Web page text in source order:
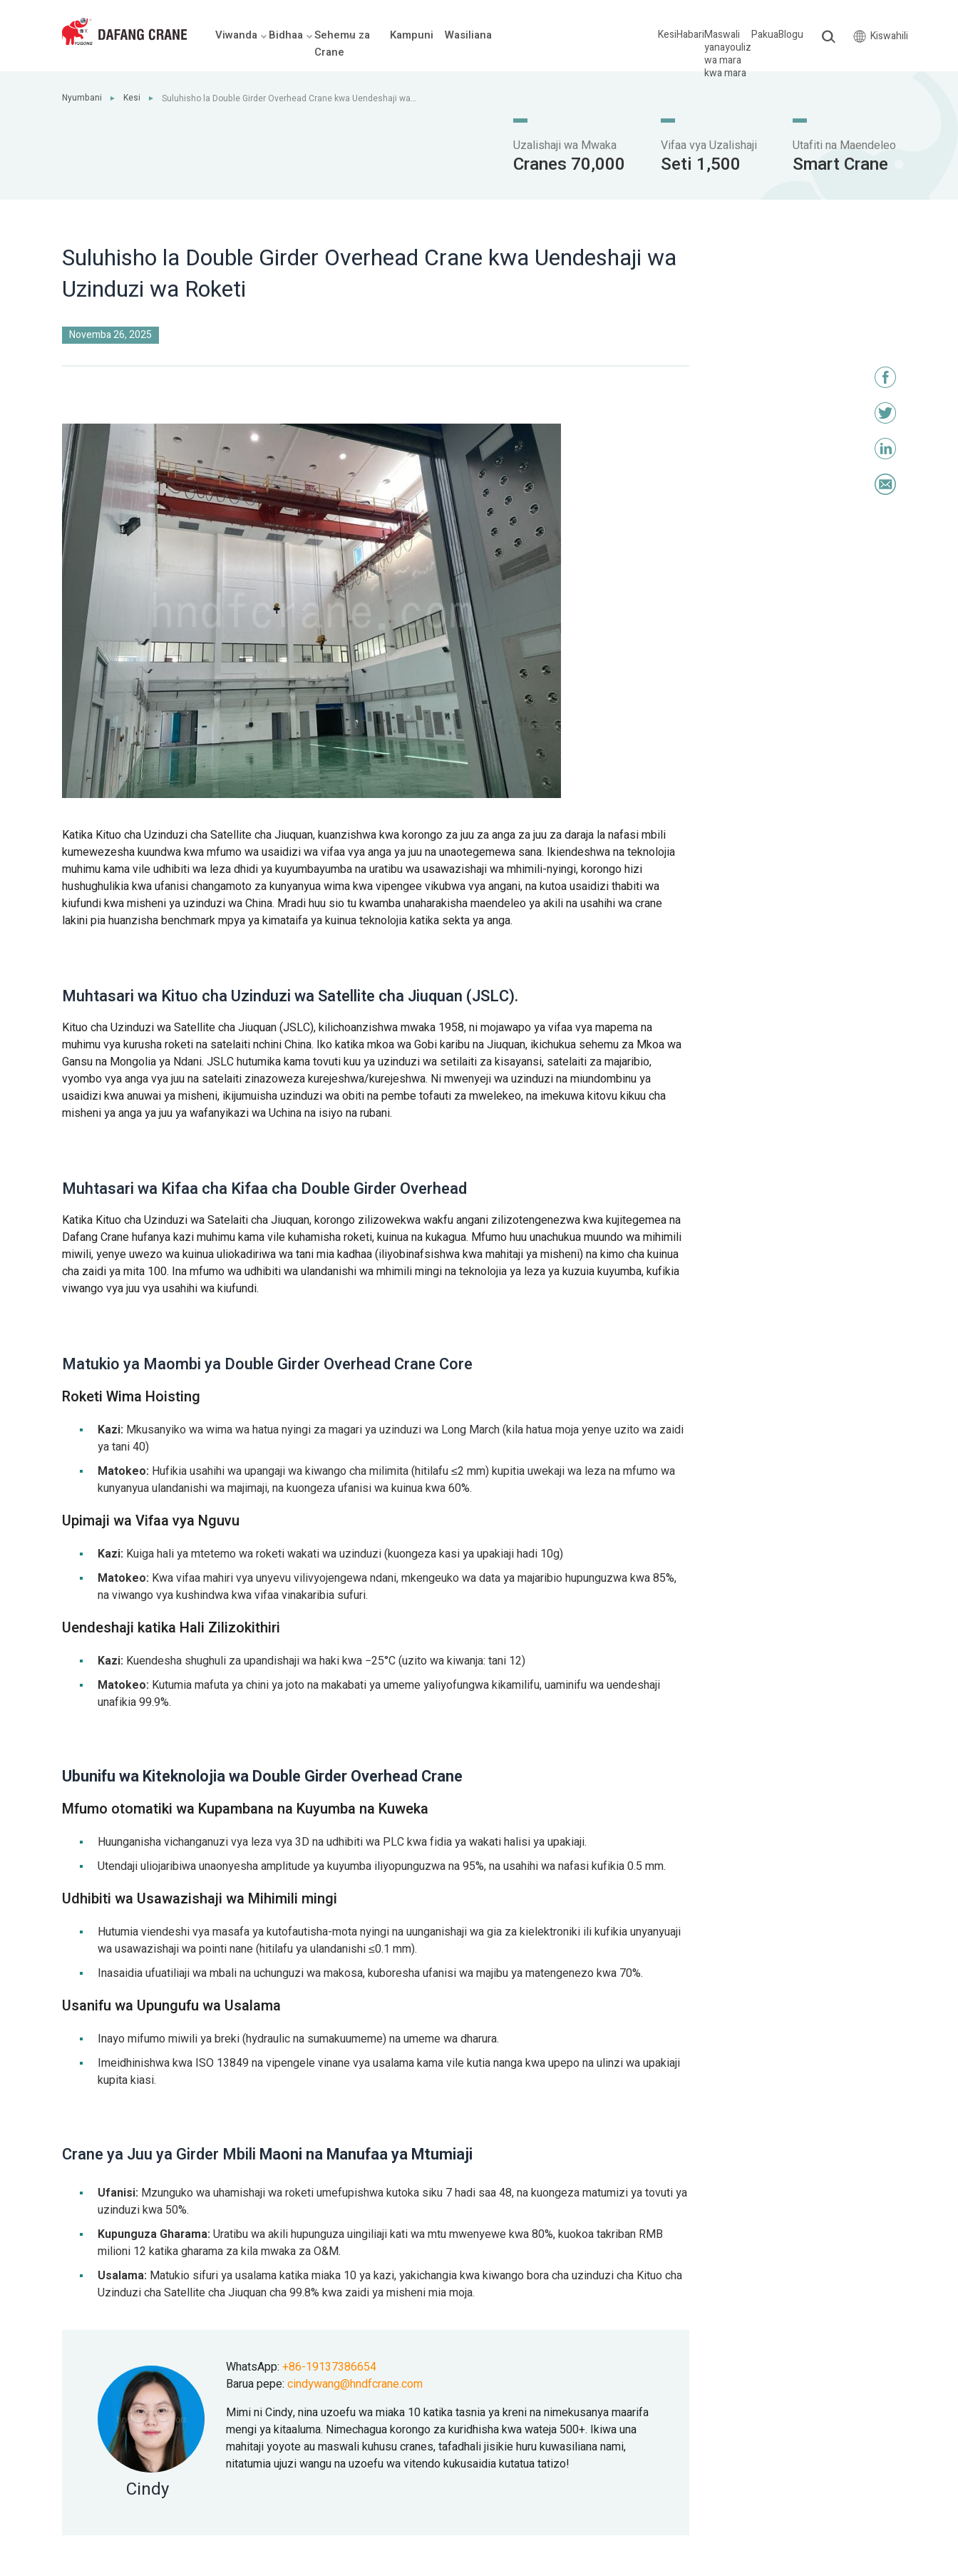
Viwanda Bidhaa
Sehemu za
Crane
Kampuni Wasiliana KesiHabariMaswali
yanayouliz
wa mara
kwa mara
PakuaBlogu Kiswahili
Nyumbani ► Kesi ►
Suluhisho la Double Girder Overhead Crane kwa Uendeshaji wa
Uzalishaji wa Mwaka
Cranes 70,000
Vifaa vya Uzalishaji
Seti 1,500
Utafiti na Maendeleo
Smart Crane
Suluhisho la Double Girder Overhead Crane kwa Uendeshaji wa
Uzinduzi wa Roketi
Novemba 26, 2025
Katika Kituo cha Uzinduzi cha Satellite cha Jiuquan, kuanzishwa kwa korongo za juu za anga za juu za daraja la nafasi mbili
kumewezesha kuundwa kwa mfumo wa usaidizi wa vifaa vya anga ya juu na unaotegemewa sana. Ikiendeshwa na teknolojia
muhimu kama vile udhibiti wa leza dhidi ya kuyumbayumba na uratibu wa usawazishaji wa mhimili-nyingi, korongo hizi
hushughulikia kwa ufanisi changamoto za kunyanyua wima kwa vipengee vikubwa vya angani, na kutoa usaidizi thabiti wa
kiufundi kwa misheni ya uzinduzi wa China. Mradi huu sio tu kwamba unaharakisha maendeleo ya akili na usahihi wa crane
lakini pia huanzisha benchmark mpya ya kimataifa ya kuinua teknolojia katika sekta ya anga.
Muhtasari wa Kituo cha Uzinduzi wa Satellite cha Jiuquan (JSLC).
Kituo cha Uzinduzi wa Satellite cha Jiuquan (JSLC), kilichoanzishwa mwaka 1958, ni mojawapo ya vifaa vya mapema na
muhimu vya kurusha roketi na satelaiti nchini China. Iko katika mkoa wa Gobi karibu na Jiuquan, ikichukua sehemu za Mkoa wa
Gansu na Mongolia ya Ndani. JSLC hutumika kama tovuti kuu ya uzinduzi wa setilaiti za kisayansi, satelaiti za majaribio,
vyombo vya anga vya juu na satelaiti zinazoweza kurejeshwa/kurejeshwa. Ni mwenyeji wa uzinduzi na miundombinu ya
usaidizi kwa anuwai ya misheni, ikijumuisha uzinduzi wa obiti na pembe tofauti za mwelekeo, na imekuwa kitovu kikuu cha
misheni ya anga ya juu ya wafanyikazi wa Uchina na isiyo na rubani.
Muhtasari wa Kifaa cha Kifaa cha Double Girder Overhead
Katika Kituo cha Uzinduzi wa Satelaiti cha Jiuquan, korongo zilizowekwa wakfu angani zilizotengenezwa kwa kujitegemea na
Dafang Crane hufanya kazi muhimu kama vile kuhamisha roketi, kuinua na kukagua. Mfumo huu unachukua muundo wa mihimili
miwili, yenye uwezo wa kuinua uliokadiriwa wa tani mia kadhaa (iliyobinafsishwa kwa mahitaji ya misheni) na kimo cha kuinua
cha zaidi ya mita 100. Ina mfumo wa udhibiti wa ulandanishi wa mhimili mingi na teknolojia ya leza ya kuzuia kuyumba, kufikia
viwango vya juu vya usahihi wa kiufundi.
Matukio ya Maombi ya Double Girder Overhead Crane Core
Roketi Wima Hoisting
Kazi: Mkusanyiko wa wima wa hatua nyingi za magari ya uzinduzi wa Long March (kila hatua moja yenye uzito wa zaidi
ya tani 40)
Matokeo: Hufikia usahihi wa upangaji wa kiwango cha milimita (hitilafu ≤2 mm) kupitia uwekaji wa leza na mfumo wa
kunyanyua ulandanishi wa majimaji, na kuongeza ufanisi wa kuinua kwa 60%.
Upimaji wa Vifaa vya Nguvu
Kazi: Kuiga hali ya mtetemo wa roketi wakati wa uzinduzi (kuongeza kasi ya upakiaji hadi 10g)
Matokeo: Kwa vifaa mahiri vya unyevu vilivyojengewa ndani, mkengeuko wa data ya majaribio hupunguzwa kwa 85%,
na viwango vya kushindwa kwa vifaa vinakaribia sufuri.
Uendeshaji katika Hali Zilizokithiri
Kazi: Kuendesha shughuli za upandishaji wa haki kwa −25°C (uzito wa kiwanja: tani 12)
Matokeo: Kutumia mafuta ya chini ya joto na makabati ya umeme yaliyofungwa kikamilifu, uaminifu wa uendeshaji
unafikia 99.9%.
Ubunifu wa Kiteknolojia wa Double Girder Overhead Crane
Mfumo otomatiki wa Kupambana na Kuyumba na Kuweka
Huunganisha vichanganuzi vya leza vya 3D na udhibiti wa PLC kwa fidia ya wakati halisi ya upakiaji.
Utendaji uliojaribiwa unaonyesha amplitude ya kuyumba iliyopunguzwa na 95%, na usahihi wa nafasi kufikia 0.5 mm.
Udhibiti wa Usawazishaji wa Mihimili mingi
Hutumia viendeshi vya masafa ya kutofautisha-mota nyingi na uunganishaji wa gia za kielektroniki ili kufikia unyanyuaji
wa usawazishaji wa pointi nane (hitilafu ya ulandanishi ≤0.1 mm).
Inasaidia ufuatiliaji wa mbali na uchunguzi wa makosa, kuboresha ufanisi wa majibu ya matengenezo kwa 70%.
Usanifu wa Upungufu wa Usalama
Inayo mifumo miwili ya breki (hydraulic na sumakuumeme) na umeme wa dharura.
Imeidhinishwa kwa ISO 13849 na vipengele vinane vya usalama kama vile kutia nanga kwa upepo na ulinzi wa upakiaji
kupita kiasi.
Crane ya Juu ya Girder Mbili Maoni na Manufaa ya Mtumiaji
Ufanisi: Mzunguko wa uhamishaji wa roketi umefupishwa kutoka siku 7 hadi saa 48, na kuongeza matumizi ya tovuti ya
uzinduzi kwa 50%.
Kupunguza Gharama: Uratibu wa akili hupunguza uingiliaji kati wa mtu mwenyewe kwa 80%, kuokoa takriban RMB
milioni 12 katika gharama za kila mwaka za O&M.
Usalama: Matukio sifuri ya usalama katika miaka 10 ya kazi, yakichangia kwa kiwango bora cha uzinduzi cha Kituo cha
Uzinduzi cha Satellite cha Jiuquan cha 99.8% kwa zaidi ya misheni mia moja.
Cindy
WhatsApp: +86-19137386654
Barua pepe: cindywang@hndfcrane.com
Mimi ni Cindy, nina uzoefu wa miaka 10 katika tasnia ya kreni na nimekusanya maarifa
mengi ya kitaaluma. Nimechagua korongo za kuridhisha kwa wateja 500+. Ikiwa una
mahitaji yoyote au maswali kuhusu cranes, tafadhali jisikie huru kuwasiliana nami,
nitatumia ujuzi wangu na uzoefu wa vitendo kukusaidia kutatua tatizo!